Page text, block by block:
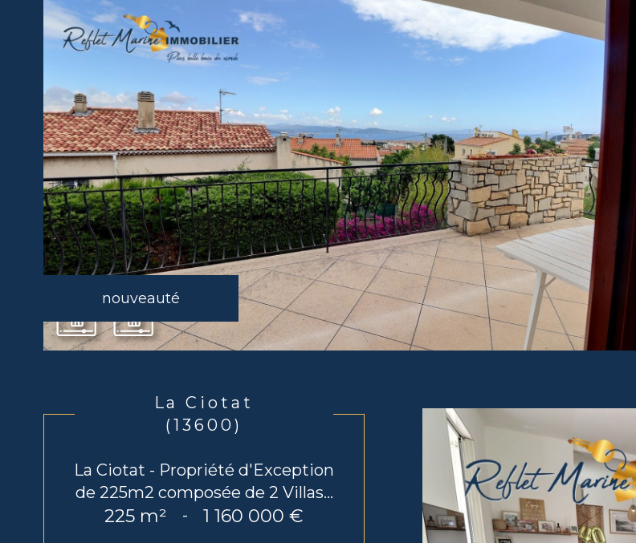
nouveauté
La Ciotat
(13600)
La Ciotat - Propriété d'Exception
de 225m2 composée de 2 Villas...
225 m² - 1 160 000 €